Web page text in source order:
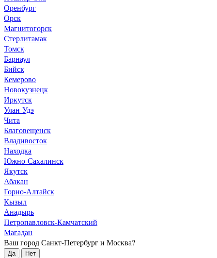
Оренбург
Орск
Магнитогорск
Стерлитамак
Томск
Барнаул
Бийск
Кемерово
Новокузнецк
Иркутск
Улан-Удэ
Чита
Благовещенск
Владивосток
Находка
Южно-Сахалинск
Якутск
Абакан
Горно-Алтайск
Кызыл
Анадырь
Петропавловск-Камчатский
Магадан
Ваш город Санкт-Петербург и Москва?
Да Нет